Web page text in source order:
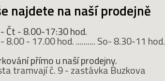
najdete na naší prodejně
Čt - 8.00-17:30 hod.
8.00 - 17.00 hod. .......... So- 8.30-11 hod.
přímo u naší prodejny.
tramvají č. 9 - zastávka Buzkova